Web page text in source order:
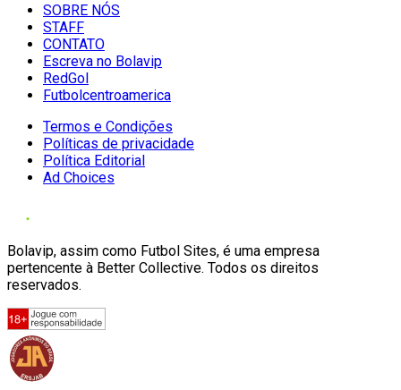
SOBRE NÓS
STAFF
CONTATO
Escreva no Bolavip
RedGol
Futbolcentroamerica
Termos e Condições
Políticas de privacidade
Política Editorial
Ad Choices
Bolavip, assim como Futbol Sites, é uma empresa
pertencente à Better Collective. Todos os direitos
reservados.